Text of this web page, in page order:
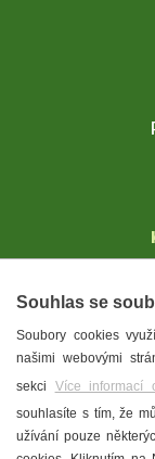
Souhlas se
Soubory cookies
našimi webovými
sekci Více informací
souhlasíte s tím, že
užívání pouze